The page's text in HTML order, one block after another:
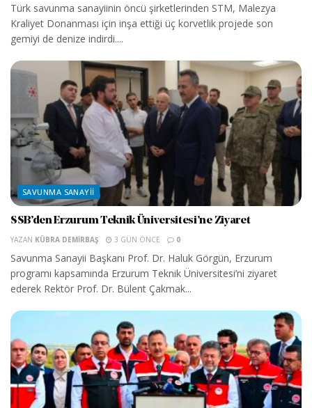
Türk savunma sanayiinin öncü şirketlerinden STM, Malezya
Kraliyet Donanması için inşa ettiği üç korvetlik projede son
gemiyi de denize indirdi....
SAVUNMA SANAYII
SSB’den Erzurum Teknik Üniversitesi’ne Ziyaret
YAZAN KÜBRA DEMIRBAŞ 3 GÜN ÖNCE 0
Savunma Sanayii Başkanı Prof. Dr. Haluk Görgün, Erzurum
programı kapsamında Erzurum Teknik Üniversitesi’ni ziyaret
ederek Rektör Prof. Dr. Bülent Çakmak...